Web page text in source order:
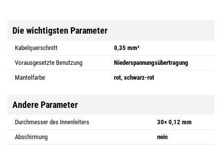
Die wichtigsten Parameter
Kabelquerschnitt
0,35 mm²
Vorausgesetzte Benutzung
Niederspannungsübertragung
Mantelfarbe
rot, schwarz-rot
Andere Parameter
Durchmesser des Innenleiters
30× 0,12 mm
Abschirmung
nein